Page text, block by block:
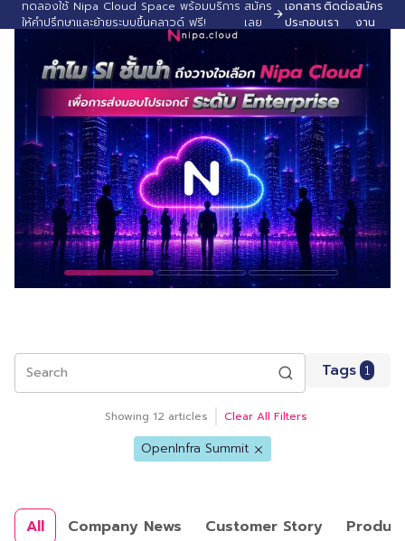
ทดลองใช้ Nipa Cloud Space พร้อมบริการ
ให้คำปรึกษาและย้ายระบบขึ้นคลาวด์ ฟรี!
สมัคร
เลย
เอกสาร
ประกอบ
ติดต่อ
เรา
สมัคร
งาน
Search Tags 1
Showing 12 articles Clear All Filters
OpenInfra Summit
All Company News Customer Story